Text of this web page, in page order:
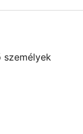
személyek